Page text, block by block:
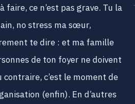
faire, ce n’est pas grave. Tu la
no stress ma sœur,
te dire : et ma famille
de ton foyer ne doivent
c’est le moment de
(enfin). En d’autres